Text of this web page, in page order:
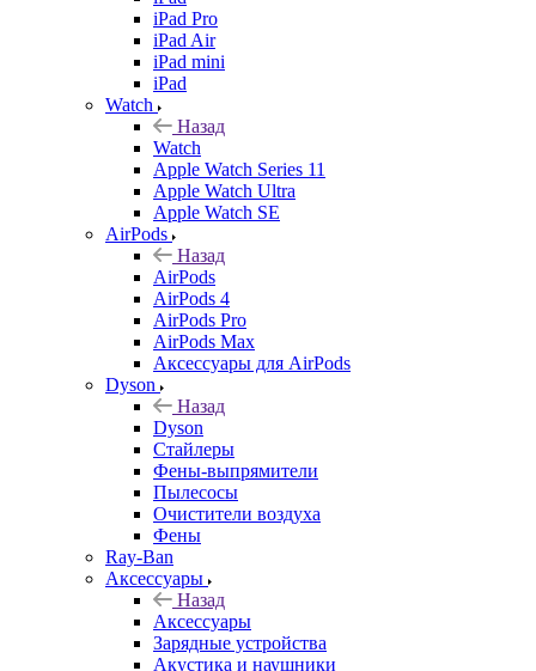
iPad Pro
iPad Air
iPad mini
iPad
Watch
Назад
Watch
Apple Watch Series 11
Apple Watch Ultra
Apple Watch SE
AirPods
Назад
AirPods
AirPods 4
AirPods Pro
AirPods Max
Аксессуары для AirPods
Dyson
Назад
Dyson
Стайлеры
Фены-выпрямители
Пылесосы
Очистители воздуха
Фены
Ray-Ban
Аксессуары
Назад
Аксессуары
Зарядные устройства
Акустика и наушники